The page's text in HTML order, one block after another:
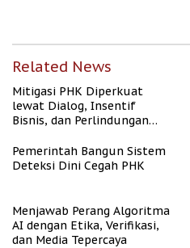
Related News
Mitigasi PHK Diperkuat
lewat Dialog, Insentif
Bisnis, dan Perlindungan
Pemerintah Bangun Sistem
Deteksi Dini Cegah PHK
Menjawab Perang Algoritma
AI dengan Etika, Verifikasi,
dan Media Tepercaya